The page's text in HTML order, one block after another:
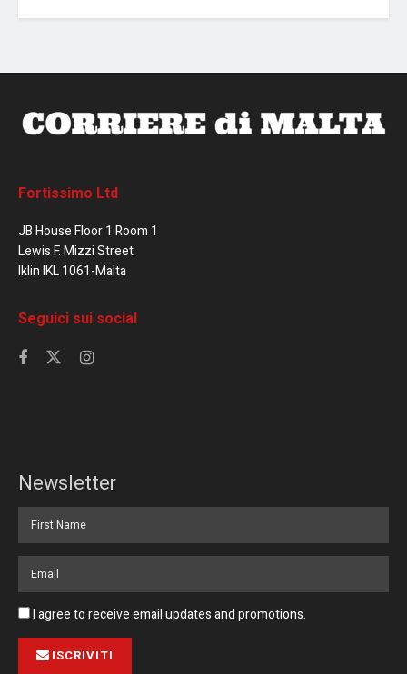
Fortissimo Ltd
JB House Floor 1 Room 1
Lewis F. Mizzi Street
Iklin IKL 1061-Malta
Seguici sui social
Newsletter
I agree to receive email updates and promotions.
ISCRIVITI